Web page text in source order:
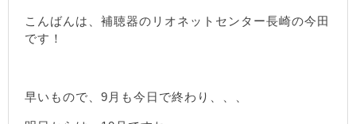
こんばんは、補聴器のリオネットセンター長崎の今田
です！
早いもので、9月も今日で終わり、、、